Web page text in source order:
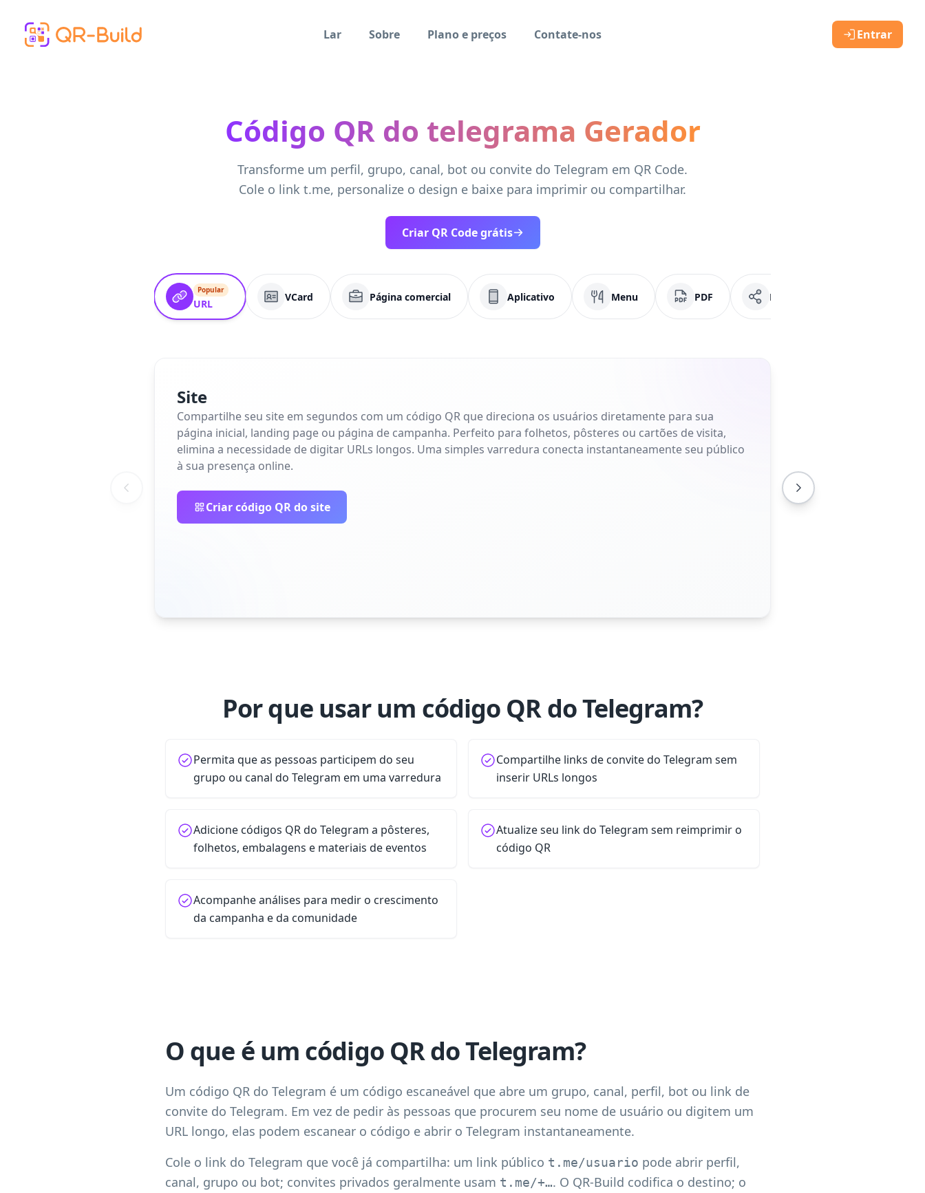
Lar
Sobre Plano e preços Contate-nos Entrar
Código QR do telegrama Gerador
Transforme um perfil, grupo, canal, bot ou convite do Telegram em QR Code.
Cole o link t.me, personalize o design e baixe para imprimir ou compartilhar.
Criar QR Code grátis
Popular
URL
VCard Página comercial Aplicativo Menu PDF Mídias Sociais
Site
Compartilhe seu site em segundos com um código QR que direciona os usuários diretamente para sua
página inicial, landing page ou página de campanha. Perfeito para folhetos, pôsteres ou cartões de visita,
elimina a necessidade de digitar URLs longos. Uma simples varredura conecta instantaneamente seu público
à sua presença online.
Criar código QR do site
Por que usar um código QR do Telegram?
Permita que as pessoas participem do seu
grupo ou canal do Telegram em uma varredura
Compartilhe links de convite do Telegram sem
inserir URLs longos
Adicione códigos QR do Telegram a pôsteres,
folhetos, embalagens e materiais de eventos
Atualize seu link do Telegram sem reimprimir o
código QR
Acompanhe análises para medir o crescimento
da campanha e da comunidade
O que é um código QR do Telegram?
Um código QR do Telegram é um código escaneável que abre um grupo, canal, perfil, bot ou link de
convite do Telegram. Em vez de pedir às pessoas que procurem seu nome de usuário ou digitem um
URL longo, elas podem escanear o código e abrir o Telegram instantaneamente.
Cole o link do Telegram que você já compartilha: um link público t.me/usuario pode abrir perfil,
canal, grupo ou bot; convites privados geralmente usam t.me/+…. O QR-Build codifica o destino; o